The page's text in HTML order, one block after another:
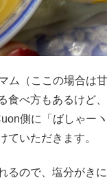
ム（ここの場合は
食べ方もあるけど
側に「ばしゃー
ていただきます。
るので、塩分がき